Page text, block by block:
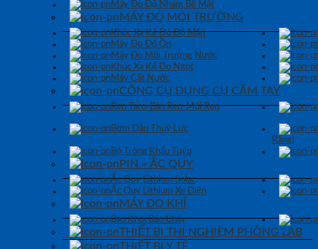
Máy Đo Độ Nhám Bề Mặt
MÁY ĐO MÔI TRƯỜNG
Khúc Xạ Kế Đo Độ Mặn
Máy Đo Độ Ồn
Máy Đo Môi Trường Nước
Khúc Xạ Kế Đo Ngọt
Máy Cất Nước
CÔNG CỤ DỤNG CỤ CẦM TAY
Ren Taro-Bàn Ren-Mũi Ren
Bơm Dầu Thuỷ Lực
Răng)
Bộ Tròng Khẩu Tuýp
PIN – ẮC QUY
Ắc Quy Lithium Solar
Ắc Quy Lithium Xe Điện
MÁY ĐO KHÍ
Báo Khói Báo Cháy
THIẾT BỊ THÍ NGHIỆM PHÒNG LAB
THIẾT BỊ Y TẾ